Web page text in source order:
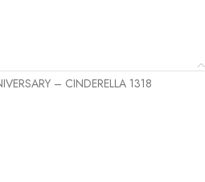
– CINDERELLA 1318